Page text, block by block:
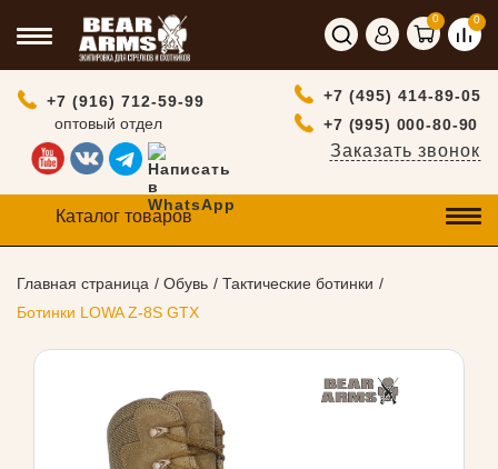
0 0
+7 (916) 712-59-99
оптовый отдел
+7 (495) 414-89-05
+7 (995) 000-80-90
Заказать звонок
Каталог товаров
Главная страница Обувь
Тактические ботинки
Ботинки LOWA Z-8S GTX